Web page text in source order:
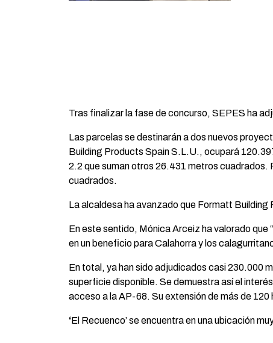
Tras finalizar la fase de concurso, SEPES ha
Las parcelas se destinarán a dos nuevos
Building Products Spain S.L.U., ocupará
2.2 que suman otros 26.431 metros
cuadrados.
La alcaldesa ha avanzado que Formatt
En este sentido, Mónica Arceiz ha valorado
en un beneficio para Calahorra y los
En total, ya han sido adjudicados casi 230.000
superficie disponible. Se demuestra así el
acceso a la AP-68. Su extensión de más de
‘El Recuenco’ se encuentra en una ubicación